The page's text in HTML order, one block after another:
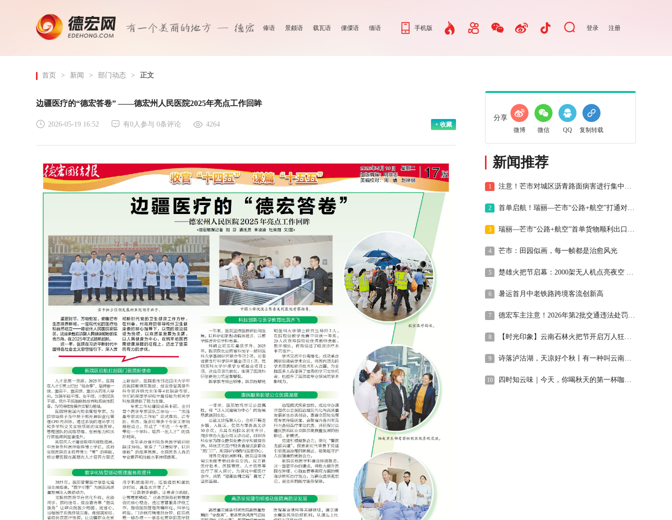
傣语 景颇语 载瓦语 傈僳语 缅语 手机版 登录 注册
首页 > 新闻 > 部门动态 > 正文
边疆医疗的“德宏答卷” ——德宏州人民医院2025年亮点工作回眸
2026-05-19 16:52 有0人参与 0条评论 4264 + 收藏
分享
微博 微信 QQ 复制转载
新闻推荐
1 注意！芒市对城区沥青路面病害进行集中修复
2 首单启航！瑞丽—芒市“公路+航空”打通对缅出口新通道
3 瑞丽—芒市“公路+航空”首单货物顺利出口缅甸
4 芒市：田园似画，每一帧都是治愈风光
5 楚雄火把节启幕：2000架无人机点亮夜空 万人共舞开启狂欢之夜
6 暑运首月中老铁路跨境客流创新高
7 德宏车主注意！2026年第2批交通违法处罚决定书公告送达
8 【时光印象】云南石林火把节开启万人狂欢模式
9 诗落泸沽湖，天凉好个秋丨有一种叫云南的生活之365天
10 四时知云味｜今天，你喝秋天的第一杯咖啡了吗？